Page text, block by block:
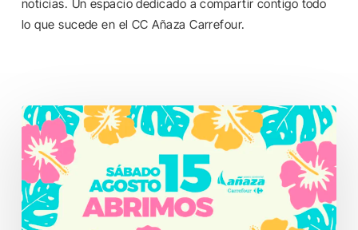
noticias. Un espacio dedicado a compartir contigo todo
lo que sucede en el CC Añaza Carrefour.
CC
Añaza
Carrefour
abrirá
el
15